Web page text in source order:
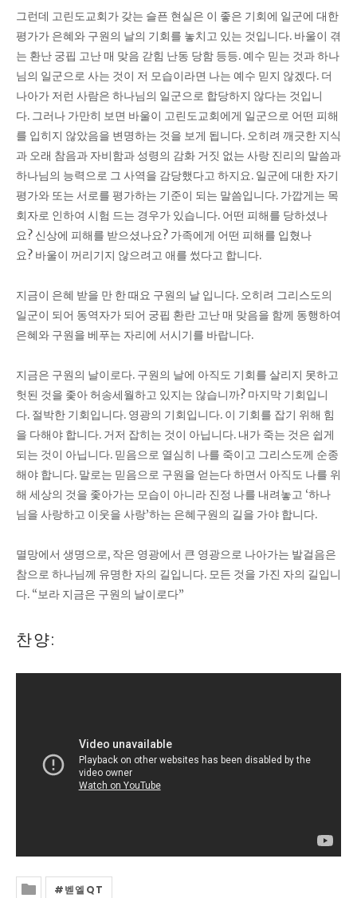
그런데 고린도교회가 갖는 슬픈 현실은 이 좋은 기회에 일군에 대한
평가가 은혜와 구원의 날의 기회를 놓치고 있는 것입니다. 바울이 겪
는 환난 궁핍 고난 매 맞음 갇힘 난동 당함 등등. 예수 믿는 것과 하나
님의 일군으로 사는 것이 저 모습이라면 나는 예수 믿지 않겠다. 더
나아가 저런 사람은 하나님의 일군으로 합당하지 않다는 것입니
다. 그러나 가만히 보면 바울이 고린도교회에게 일군으로 어떤 피해
를 입히지 않았음을 변명하는 것을 보게 됩니다. 오히려 깨긋한 지식
과 오래 참음과 자비함과 성령의 감화 거짓 없는 사랑 진리의 말씀과
하나님의 능력으로 그 사역을 감당했다고 하지요. 일군에 대한 자기
평가와 또는 서로를 평가하는 기준이 되는 말씀입니다. 가깝게는 목
회자로 인하여 시험 드는 경우가 있습니다. 어떤 피해를 당하셨나
요? 신상에 피해를 받으셨나요? 가족에게 어떤 피해를 입혔나
요? 바울이 꺼리기지 않으려고 애를 썼다고 합니다.
지금이 은혜 받을 만 한 때요 구원의 날 입니다. 오히려 그리스도의
일군이 되어 동역자가 되어 궁핍 환란 고난 매 맞음을 함께 동행하여
은혜와 구원을 베푸는 자리에 서시기를 바랍니다.
지금은 구원의 날이로다. 구원의 날에 아직도 기회를 살리지 못하고
헛된 것을 좇아 허송세월하고 있지는 않습니까? 마지막 기회입니
다. 절박한 기회입니다. 영광의 기회입니다. 이 기회를 잡기 위해 힘
을 다해야 합니다. 거저 잡히는 것이 아닙니다. 내가 죽는 것은 쉽게
되는 것이 아닙니다. 믿음으로 열심히 나를 죽이고 그리스도께 순종
해야 합니다. 말로는 믿음으로 구원을 얻는다 하면서 아직도 나를 위
해 세상의 것을 좇아가는 모습이 아니라 진정 나를 내려놓고 ‘하나
님을 사랑하고 이웃을 사랑’하는 은혜구원의 길을 가야 합니다.
멸망에서 생명으로, 작은 영광에서 큰 영광으로 나아가는 발걸음은
참으로 하나님께 유명한 자의 길입니다. 모든 것을 가진 자의 길입니
다. “보라 지금은 구원의 날이로다”
찬양:
벧엘QT